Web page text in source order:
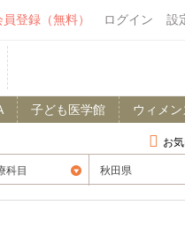
登録（無料） ログイン 設
ウィメ
子ども医学館
お